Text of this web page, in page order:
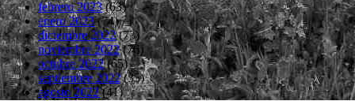
febrero 2023(63)
enero 2023(74)
diciembre 2022(73)
noviembre 2022(76)
octubre 2022(65)
septiembre 2022(35)
agosto 2022(41)